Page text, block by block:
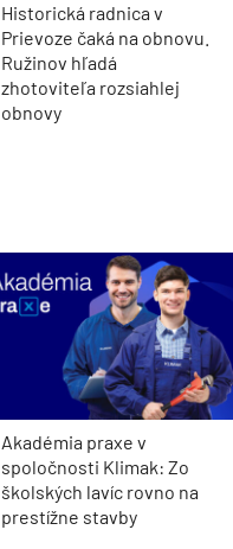
Historická radnica v
Prievoze čaká na obnovu.
Ružinov hľadá
zhotoviteľa rozsiahlej
obnovy
Akadémia praxe v
spoločnosti Klimak: Zo
školských lavíc rovno na
prestížne stavby